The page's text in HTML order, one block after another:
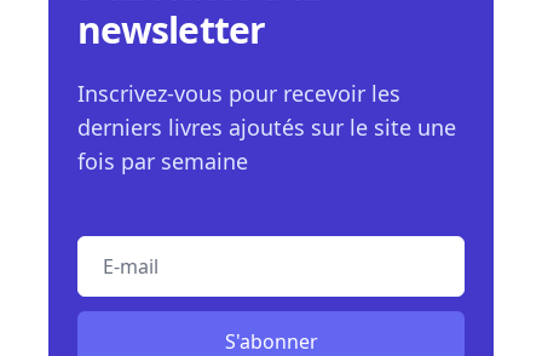
newsletter
Inscrivez-vous pour recevoir les
derniers livres ajoutés sur le site une
fois par semaine
E-mail
S'abonner